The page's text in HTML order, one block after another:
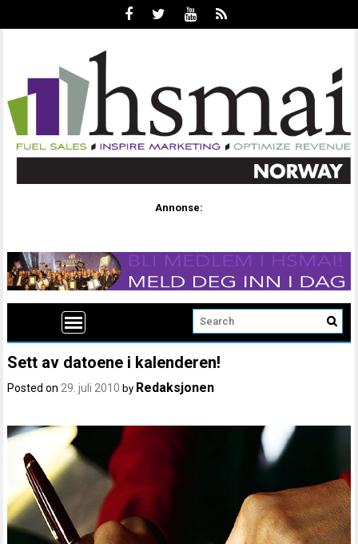
Annonse:
Sett av datoene i kalenderen!
Posted on29. juli 2010 by Redaksjonen